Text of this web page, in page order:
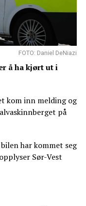
FOTO: Daniel DeNiazi
å ha kjørt ut i
kom inn melding og
på
har kommet seg
Sør-Vest